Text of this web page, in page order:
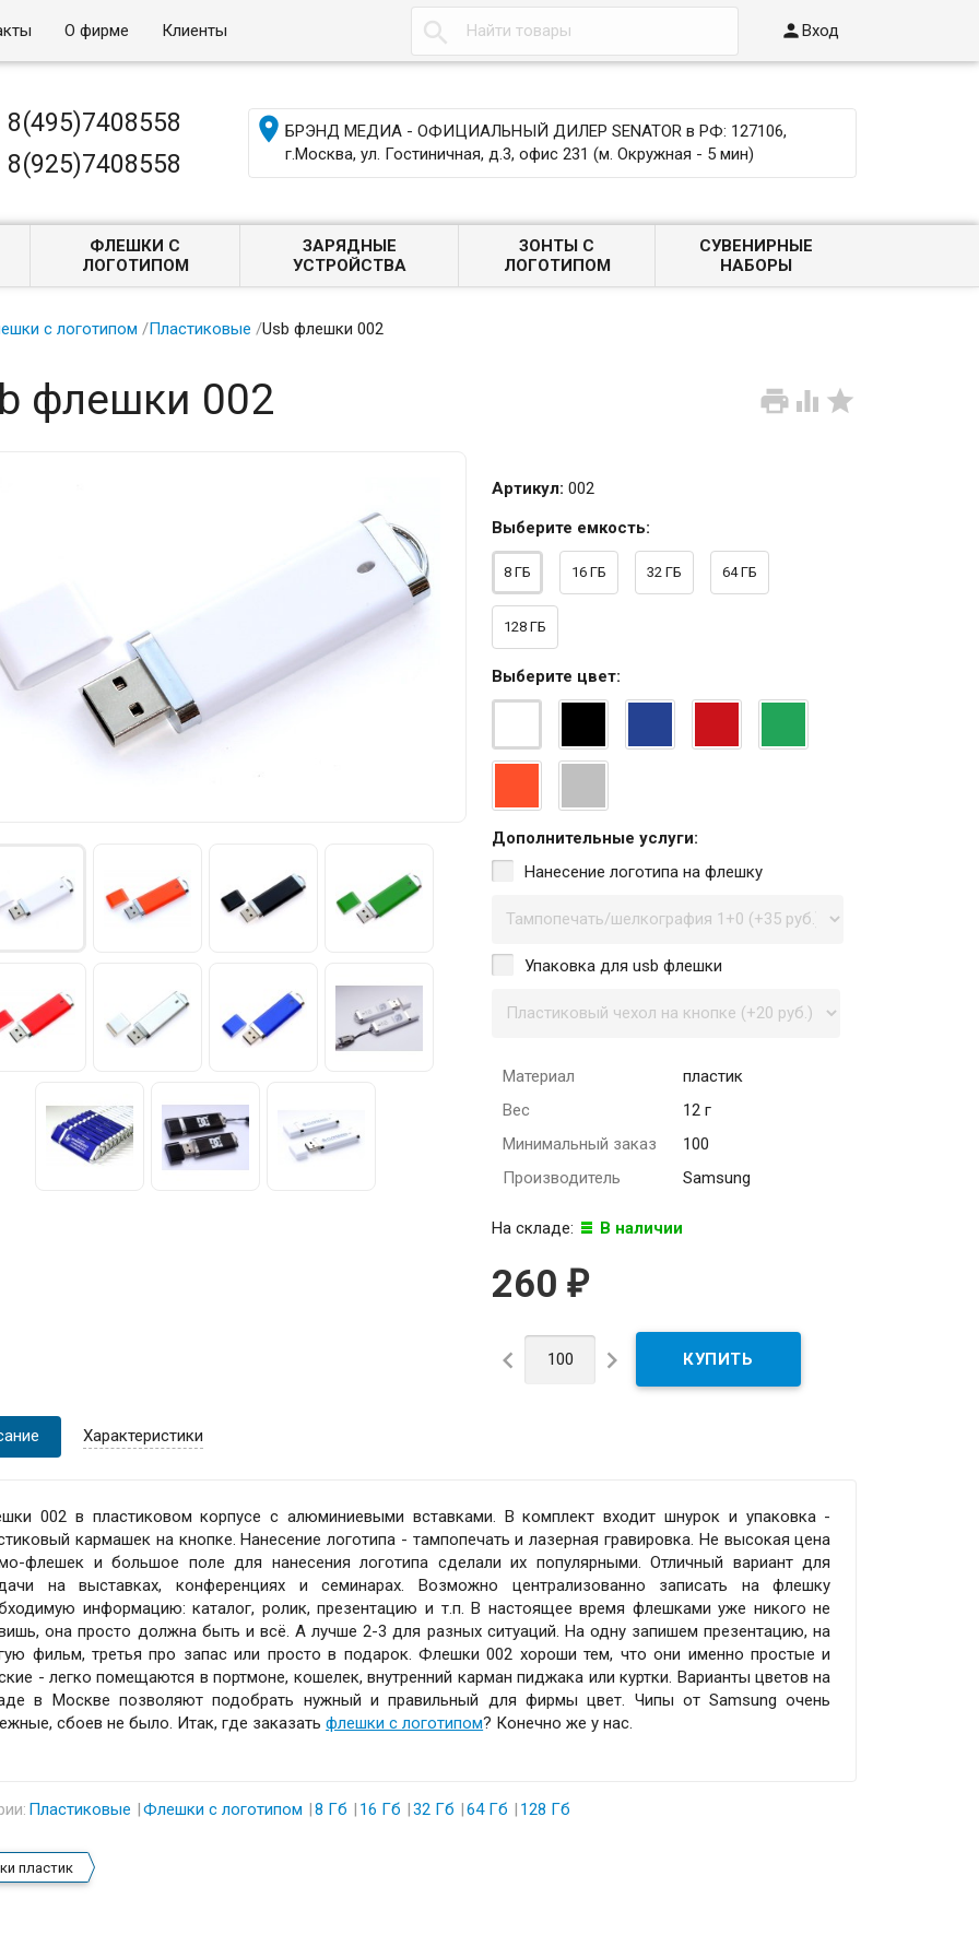
О фирме Клиенты  Вход
8(495)7408558
8(925)7408558
БРЭНД МЕДИА - ОФИЦИАЛЬНЫЙ ДИЛЕР SENATOR в РФ: 127106,
г.Москва, ул. Гостиничная, д.3, офис 231 (м. Окружная - 5 мин)
ФЛЕШКИ С
ЛОГОТИПОМ
ЗАРЯДНЫЕ
УСТРОЙСТВА
ЗОНТЫ С
ЛОГОТИПОМ
СУВЕНИРНЫЕ
НАБОРЫ
с логотипом /Пластиковые /Usb флешки 002
  
флешки 002
Артикул:002
Выберите емкость:
8 ГБ 16 ГБ 32 ГБ 64 ГБ
128 ГБ
Выберите цвет:
Дополнительные услуги:
Нанесение логотипа на флешку
Упаковка для usb флешки
Материал
пластик
Вес
12 г
Минимальный заказ
100
Производитель
Samsung
На складе: В наличии
260₽
 
Характеристики
002 в пластиковом корпусе с алюминиевыми вставками. В комплект входит шнурок и упаковка -
кармашек на кнопке. Нанесение логотипа - тампопечать и лазерная гравировка. Не высокая цена
флешек и большое поле для нанесения логотипа сделали их популярными. Отличный вариант для
на выставках, конференциях и семинарах. Возможно централизованно записать на флешку
информацию: каталог, ролик, презентацию и т.п. В настоящее время флешками уже никого не
она просто должна быть и всё. А лучше 2-3 для разных ситуаций. На одну запишем презентацию, на
фильм, третья про запас или просто в подарок. Флешки 002 хороши тем, что они именно простые и
- легко помещаются в портмоне, кошелек, внутренний карман пиджака или куртки. Варианты цветов на
в Москве позволяют подобрать нужный и правильный для фирмы цвет. Чипы от Samsung очень
сбоев не было. Итак, где заказатьфлешки с логотипом? Конечно же у нас.
Пластиковые Флешки с логотипом 8 Гб 16 Гб 32 Гб 64 Гб 128 Гб
пластик